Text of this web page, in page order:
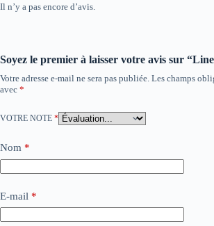
Il n’y a pas encore d’avis.
Soyez le premier à laisser votre avis sur
Votre adresse e-mail ne sera pas publiée. Les champs
avec *
VOTRE NOTE *
Nom *
E-mail *